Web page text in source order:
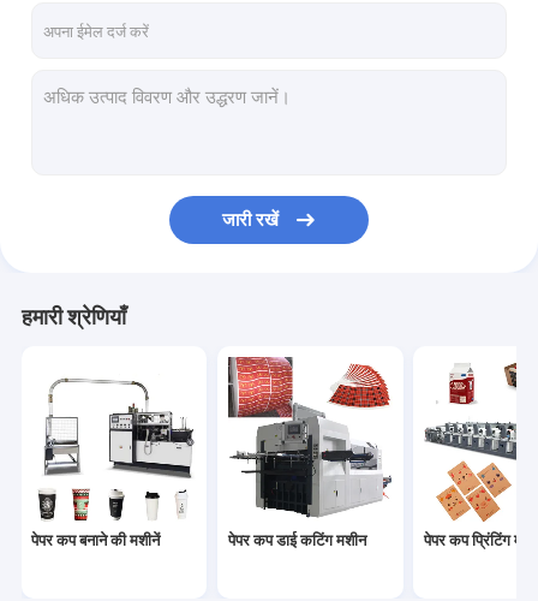
पेपर कप पैकिंग मशीन
पेपर प्लेट बनाने की मशीन
कागज काटने की मशीनें
कप ढक्कन मशीन
पेपर कप कच्चा माल
जारी रखें
हमारी श्रेणियाँ
पेपर कप बनाने की मशीनें पेपर कप डाई कटिंग मशीन पेपर कप प्रिंटिंग